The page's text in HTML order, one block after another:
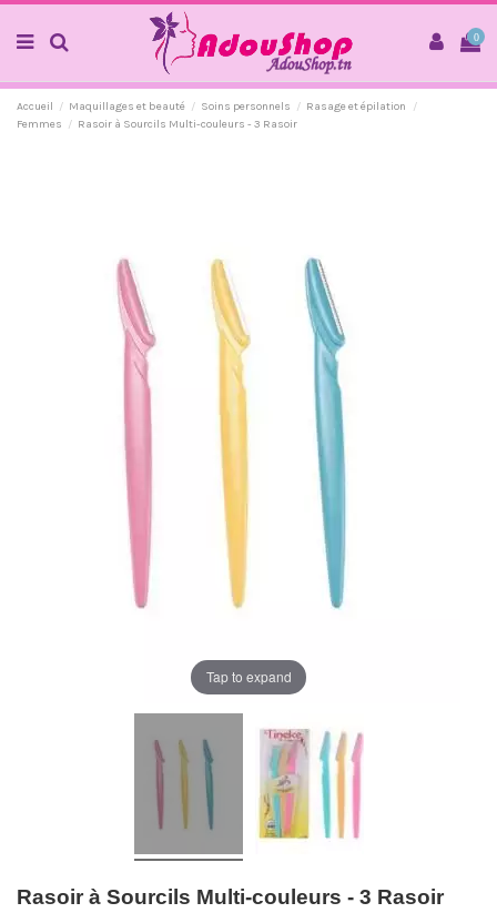
0
Accueil Maquillages et beauté Soins personnels
Rasage et épilation
Femmes
Rasoir à Sourcils Multi-couleurs - 3 Rasoir
Tap to expand
Rasoir à Sourcils Multi-couleurs - 3 Rasoir